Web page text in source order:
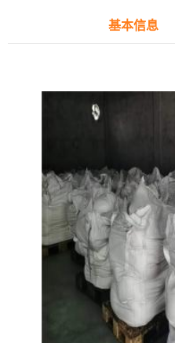
基本信息